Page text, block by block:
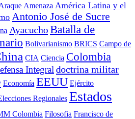
Amenaza América Latina y el
Antonio José de Sucre
AyacuchoBatalla de
Bolivarianismo BRICS Campo de
CIA Ciencia Colombia
Integral doctrina militar
Economía EEUU Ejército
Regionales Estados
Colombia Filosofia Francisco de